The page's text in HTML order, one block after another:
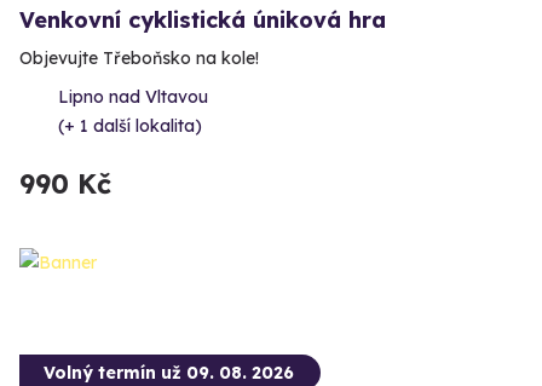
Venkovní cyklistická úniková hra
Objevujte Třeboňsko na kole!
Lipno nad Vltavou
(+ 1 další lokalita)
990 Kč
Volný termín už 09. 08. 2026